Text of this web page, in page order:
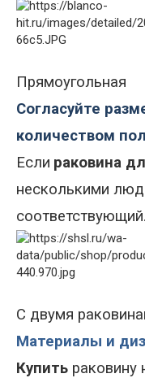
Прямоугольная
Согласуйте
количеством
Если раковина
несколькими
соответствующий.
С двумя
Материалы и
Купить раковину